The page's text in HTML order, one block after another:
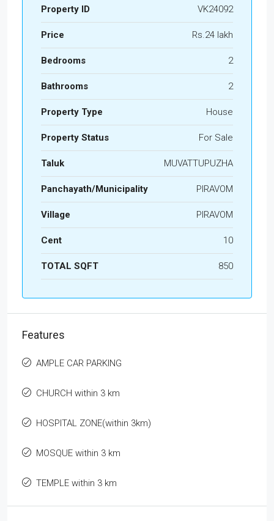
Property ID VK24092
Price Rs.24 lakh
Bedrooms 2
Bathrooms 2
Property Type House
Property Status For Sale
Taluk MUVATTUPUZHA
Panchayath/Municipality PIRAVOM
Village PIRAVOM
Cent 10
TOTAL SQFT 850
Features
AMPLE CAR PARKING
CHURCH within 3 km
HOSPITAL ZONE(within 3km)
MOSQUE within 3 km
TEMPLE within 3 km